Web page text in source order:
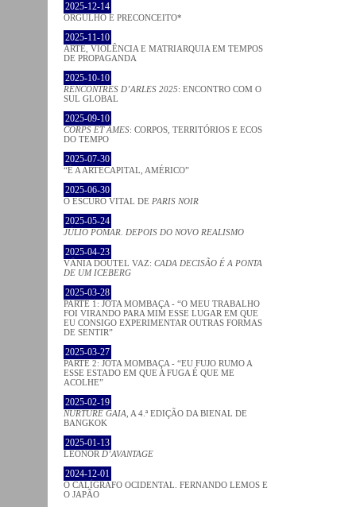
2025-12-14
ORGULHO E PRECONCEITO*
2025-11-10
ARTE, VIOLÊNCIA E MATRIARQUIA EM TEMPOS
DE PROPAGANDA
2025-10-10
RENCONTRES D’ARLES 2025: ENCONTRO COM O
SUL GLOBAL
2025-09-10
CORPS ET ÂMES: CORPOS, TERRITÓRIOS E ECOS
DO TEMPO
2025-07-30
“É A ARTECAPITAL, AMÉRICO”
2025-06-30
O ESCURO VITAL DE PARIS NOIR
2025-05-24
JÚLIO POMAR. DEPOIS DO NOVO REALISMO
2025-04-23
VÂNIA DOUTEL VAZ: CADA DECISÃO É A PONTA
DE UM ICEBERG
2025-03-28
PARTE 1: JOTA MOMBAÇA - “O MEU TRABALHO
FOI VIRANDO PARA MIM ESSE LUGAR EM QUE
EU CONSIGO EXPERIMENTAR OUTRAS FORMAS
DE SENTIR”
2025-03-27
PARTE 2: JOTA MOMBAÇA - “EU FUJO RUMO A
ESSE ESTADO EM QUE A FUGA É QUE ME
ACOLHE”
2025-02-19
NURTURE GAIA , A 4.ª EDIÇÃO DA BIENAL DE
BANGKOK
2025-01-13
LEONOR D’AVANTAGE
2024-12-01
O CALÍGRAFO OCIDENTAL. FERNANDO LEMOS E
O JAPÃO